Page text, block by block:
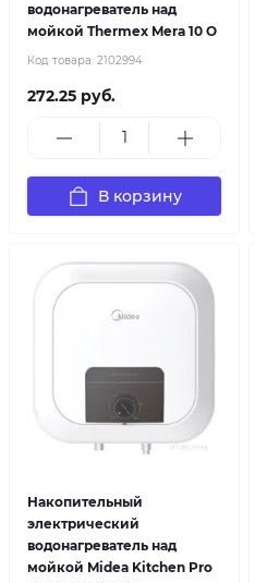
водонагреватель над
мойкой Thermex Mera 10 O
Код товара: 2102994
272.25 руб.
В корзину
Накопительный
электрический
водонагреватель над
мойкой Midea Kitchen Pro